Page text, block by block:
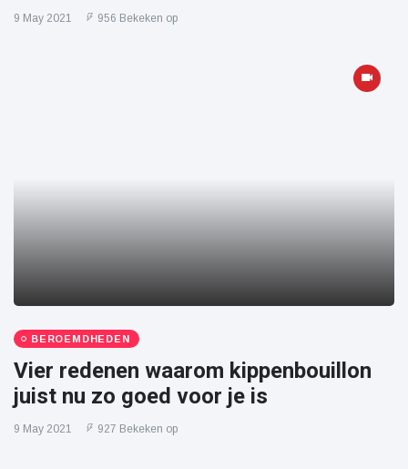
9 May 2021 956 Bekeken op
BEROEMDHEDEN
Vier redenen waarom kippenbouillon
juist nu zo goed voor je is
9 May 2021 927 Bekeken op